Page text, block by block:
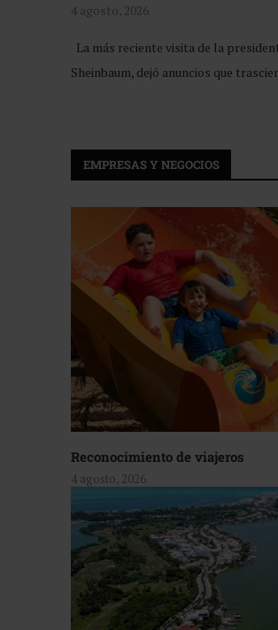
4 agosto, 2026
La más reciente visita de la
Sheinbaum, dejó anuncios que
EMPRESAS Y NEGOCIOS
Reconocimiento de viajeros
4 agosto, 2026